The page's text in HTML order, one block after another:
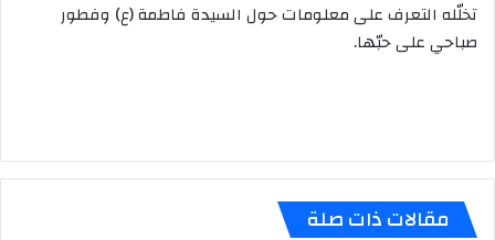
تخلّله التعرف على معلومات حول السيدة فاطمة (ع) وفطور
صباحي على حبّها.
مقالات ذات صلة